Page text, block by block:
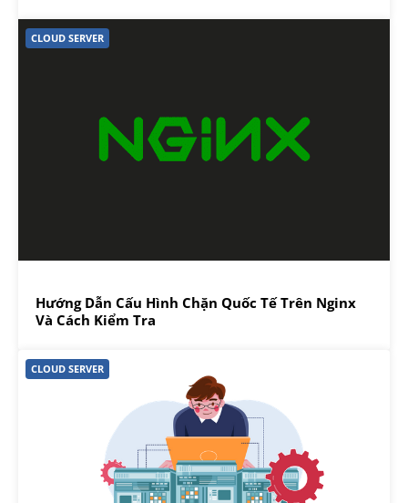
CLOUD SERVER
Hướng Dẫn Cấu Hình Chặn Quốc Tế Trên Nginx
Và Cách Kiểm Tra
CLOUD SERVER